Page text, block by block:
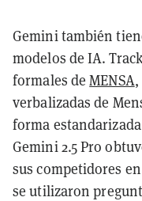
Gemini también
modelos de IA.
formales deMENSA,
verbalizadas de
forma
Gemini 2.5 Pro
sus competidores
se utilizaron